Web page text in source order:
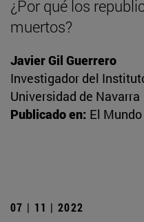
¿Por qué los
muertos?
Javier Gil Guerrero
Investigador del
Universidad de Navarra
Publicado en: El Mundo
07 | 11 | 2022